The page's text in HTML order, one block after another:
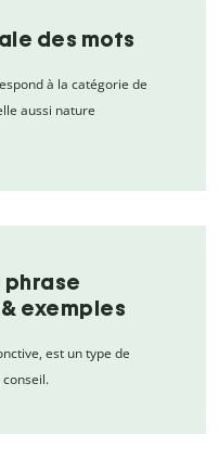
des mots
à la catégorie de
aussi nature
phrase
exemples
est un type de